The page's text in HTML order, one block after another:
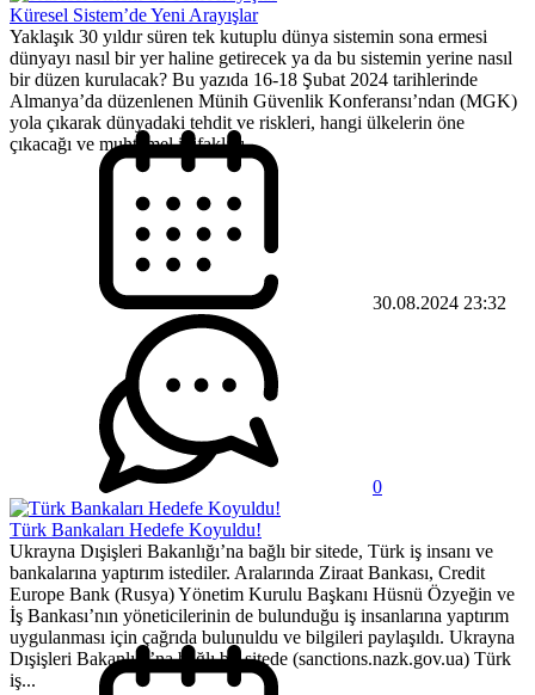
Küresel Sistem’de Yeni Arayışlar
Yaklaşık 30 yıldır süren tek kutuplu dünya sistemin sona ermesi
dünyayı nasıl bir yer haline getirecek ya da bu sistemin yerine nasıl
bir düzen kurulacak? Bu yazıda 16-18 Şubat 2024 tarihlerinde
Almanya’da düzenlenen Münih Güvenlik Konferansı’ndan (MGK)
yola çıkarak dünyadaki tehdit ve riskleri, hangi ülkelerin öne
çıkacağı ve muhtemel ittifakları...
30.08.2024 23:32
0
Türk Bankaları Hedefe Koyuldu!
Ukrayna Dışişleri Bakanlığı’na bağlı bir sitede, Türk iş insanı ve
bankalarına yaptırım istediler. Aralarında Ziraat Bankası, Credit
Europe Bank (Rusya) Yönetim Kurulu Başkanı Hüsnü Özyeğin ve
İş Bankası’nın yöneticilerinin de bulunduğu iş insanlarına yaptırım
uygulanması için çağrıda bulunuldu ve bilgileri paylaşıldı. Ukrayna
Dışişleri Bakanlığı’na bağlı bir sitede (sanctions.nazk.gov.ua) Türk
iş...